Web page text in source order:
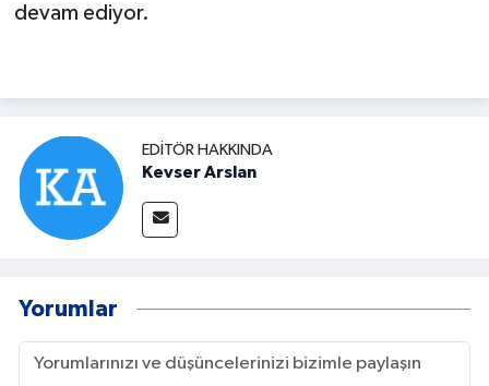
devam ediyor.
EDITÖR HAKKINDA
Kevser Arslan
Yorumlar